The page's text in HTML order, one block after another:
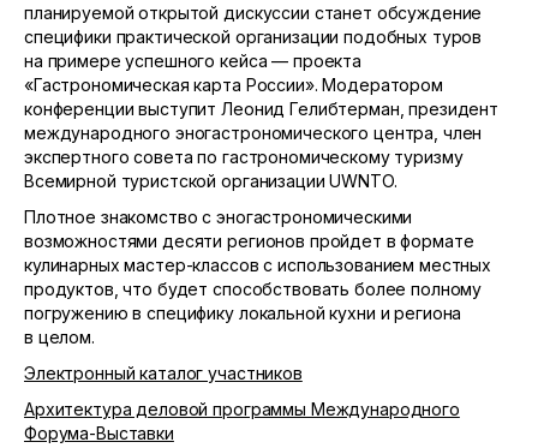
планируемой открытой дискуссии станет обсуждение
специфики практической организации подобных туров
на примере успешного кейса — проекта
«Гастрономическая карта России». Модератором
конференции выступит Леонид Гелибтерман, президент
международного эногастрономического центра, член
экспертного совета по гастрономическому туризму
Всемирной туристской организации UWNTO.
Плотное знакомство с эногастрономическими
возможностями десяти регионов пройдет в формате
кулинарных мастер-классов с использованием местных
продуктов, что будет способствовать более полному
погружению в специфику локальной кухни и региона
в целом.
Электронный каталог участников
Архитектура деловой программы Международного
Форума-Выставки